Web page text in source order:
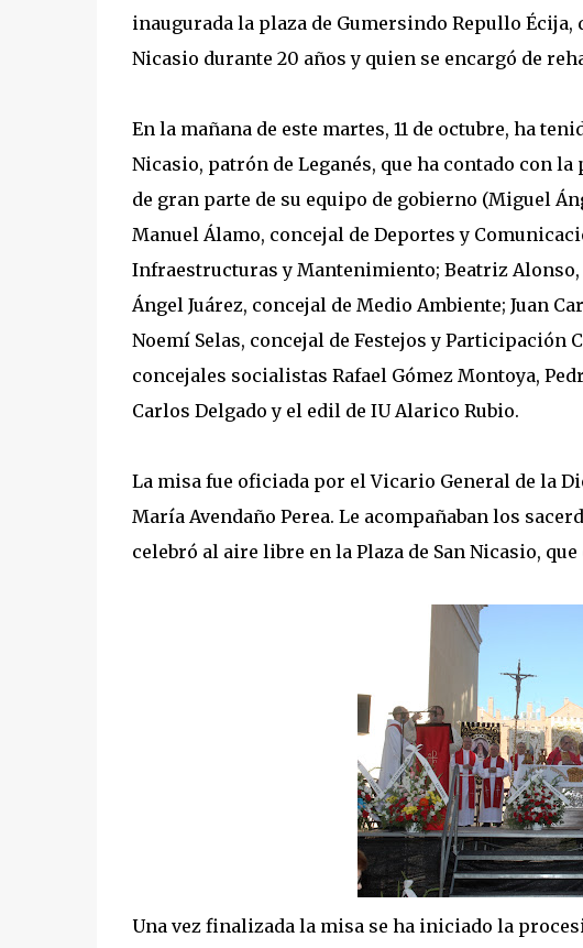
inaugurada la plaza de Gumersindo Repullo
Nicasio durante 20 años y quien se encargó de
En la mañana de este martes, 11 de octubre, ha
Nicasio, patrón de Leganés, que ha contado con
de gran parte de su equipo de gobierno (Miguel
Manuel Álamo, concejal de Deportes y
Infraestructuras y Mantenimiento; Beatriz Alonso,
Ángel Juárez, concejal de Medio Ambiente; Juan
Noemí Selas, concejal de Festejos y Participación
concejales socialistas Rafael Gómez Montoya,
Carlos Delgado y el edil de IU Alarico Rubio.
La misa fue oficiada por el Vicario General de la
María Avendaño Perea. Le acompañaban los
celebró al aire libre en la Plaza de San Nicasio,
Una vez finalizada la misa se ha iniciado la